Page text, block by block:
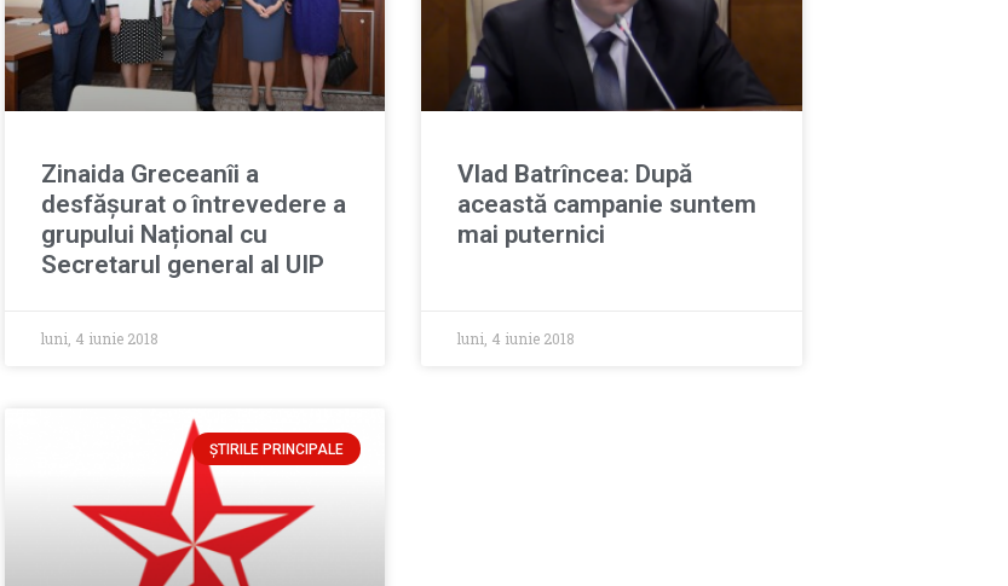
Zinaida Greceanîi a
desfășurat o întrevedere a
grupului Național cu
Secretarul general al UIP
luni, 4 iunie 2018
Vlad Batrîncea: După
această campanie suntem
mai puternici
luni, 4 iunie 2018
ȘTIRILE PRINCIPALE